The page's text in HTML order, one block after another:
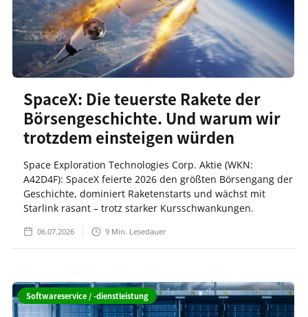
SpaceX: Die teuerste Rakete der
Börsengeschichte. Und warum wir
trotzdem einsteigen würden
Space Exploration Technologies Corp. Aktie (WKN:
A42D4F): SpaceX feierte 2026 den größten Börsengang der
Geschichte, dominiert Raketenstarts und wächst mit
Starlink rasant – trotz starker Kursschwankungen.
06.07.2026 9 Min. Lesedauer
Softwareservice / -dienstleistung